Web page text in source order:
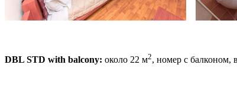
DBL STD with balcony: около 22 м2, номер с балконом,